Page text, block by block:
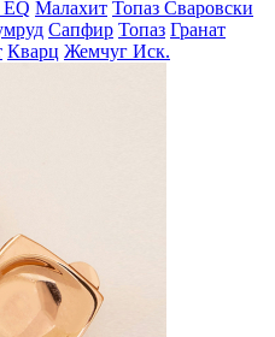
Малахит Топаз Сваровски
Сапфир Топаз Гранат
Кварц Жемчуг Иск.